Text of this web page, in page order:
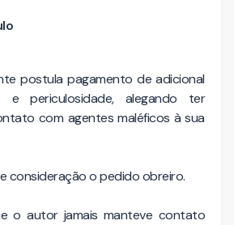
postula pagamento de adicional
e periculosidade, alegando ter
com agentes maléficos à sua
consideração o pedido obreiro.
o autor jamais manteve contato